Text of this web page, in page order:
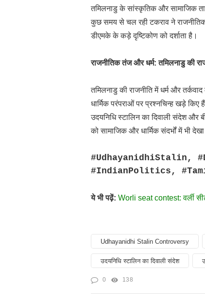
तमिलनाडु के सांस्कृतिक और सामाजिक
कुछ समय से चल रही टकराव ने राजनीतिक
डीएमके के कड़े दृष्टिकोण को दर्शाता है।
राजनीतिक तंज और धर्म: तमिलनाडु की
तमिलनाडु की राजनीति में धर्म और
धार्मिक परंपराओं पर प्रश्नचिन्ह खड़े किए
उदयनिधि स्टालिन का दिवाली संदेश और
को सामाजिक और धार्मिक संदर्भों में भी
#UdhayanidhiStalin,
#IndianPolitics,
ये भी पढ़ें: Worli seat contest: वर्ली
Udhayanidhi Stalin Controversy
उदयनिधि स्टालिन का दिवाली संदेश
0 138